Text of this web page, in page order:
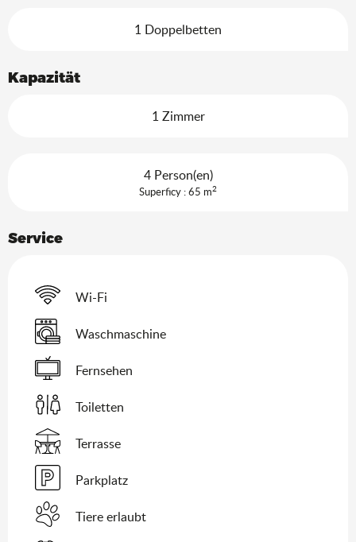
1 Doppelbetten
Kapazität
1 Zimmer
4 Person(en)
Superficy : 65 m2
Service
Wi-Fi
Waschmaschine
Fernsehen
Toiletten
Terrasse
Parkplatz
Tiere erlaubt